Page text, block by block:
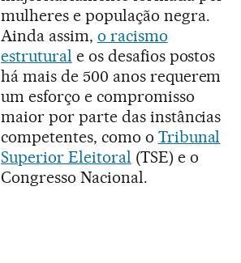
mulheres e população negra.
Ainda assim, o racismo
estrutural e os desafios postos
há mais de 500 anos requerem
um esforço e compromisso
maior por parte das instâncias
competentes, como o Tribunal
Superior Eleitoral (TSE) e o
Congresso Nacional.